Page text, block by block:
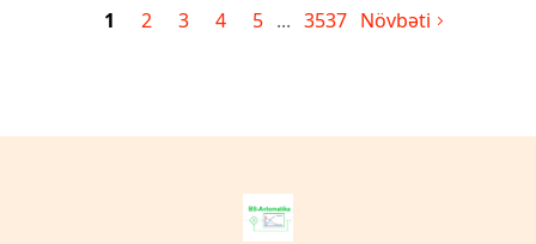
1 2 3 4 5 3537 Növbəti